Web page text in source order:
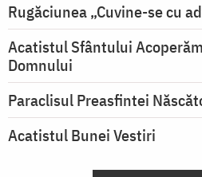
Rugăciunea „Cuvine-se cu
Acatistul Sfântului
Domnului
Paraclisul Preasfintei
Acatistul Bunei Vestiri